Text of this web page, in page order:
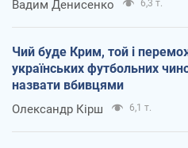
Вадим Денисенко 6,3 т.
Чий буде Крим, той і
українських футбольних
назвати вбивцями
Олександр Кірш 6,1 т.